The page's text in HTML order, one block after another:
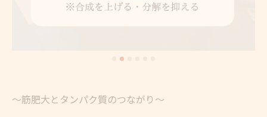
〜筋肥大とタンパク質のつながり〜